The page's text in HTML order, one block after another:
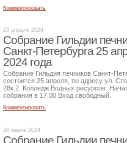
Комментировать
23 апреля 2024
Собрание Гильдии
Санкт-Петербурга 25
2024 года
Собрание Гильдия печников Санкт-
состоится 25 апреля, по адресу ул.
28к.2. Колледж Водных ресурсов.
собрания в 17.00.Вход свободный.
Комментировать
26 марта 2024
Собрание Гильдии